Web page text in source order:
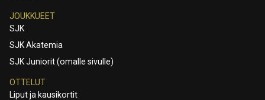
JOUKKUEET
SJK
SJK Akatemia
SJK Juniorit (omalle sivulle)
OTTELUT
Liput ja kausikortit